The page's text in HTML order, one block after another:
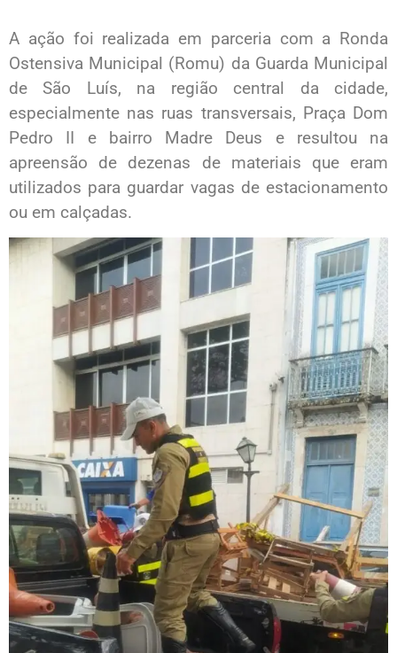
A ação foi realizada em parceria com a Ronda
Ostensiva Municipal (Romu) da Guarda Municipal
de São Luís, na região central da cidade,
especialmente nas ruas transversais, Praça Dom
Pedro II e bairro Madre Deus e resultou na
apreensão de dezenas de materiais que eram
utilizados para guardar vagas de estacionamento
ou em calçadas.